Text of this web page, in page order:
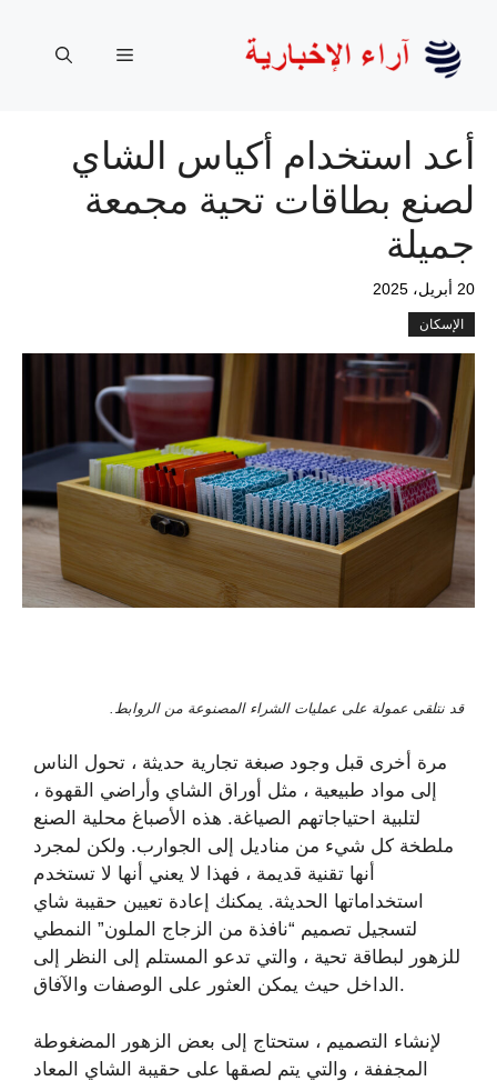
المحتوى
القائمة
أعد استخدام أكياس الشاي
لصنع بطاقات تحية مجمعة
جميلة
20 أبريل، 2025
الإسكان
قد نتلقى عمولة على عمليات الشراء المصنوعة من الروابط.
مرة أخرى قبل وجود صبغة تجارية حديثة ، تحول الناس
إلى مواد طبيعية ، مثل أوراق الشاي وأراضي القهوة ،
لتلبية احتياجاتهم الصياغة. هذه الأصباغ محلية الصنع
ملطخة كل شيء من مناديل إلى الجوارب. ولكن لمجرد
أنها تقنية قديمة ، فهذا لا يعني أنها لا تستخدم
استخداماتها الحديثة. يمكنك إعادة تعيين حقيبة شاي
لتسجيل تصميم “نافذة من الزجاج الملون” النمطي
للزهور لبطاقة تحية ، والتي تدعو المستلم إلى النظر إلى
الداخل حيث يمكن العثور على الوصفات والآفاق.
لإنشاء التصميم ، ستحتاج إلى بعض الزهور المضغوطة
المجففة ، والتي يتم لصقها على حقيبة الشاي المعاد